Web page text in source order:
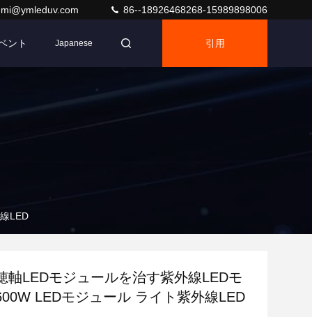
86--18926468268-15989898006
ント Japanese 引用
LED
軸LEDモジュールを治す紫外線LEDモ
LEDモジュール ライト紫外線LED